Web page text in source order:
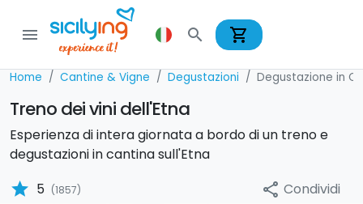
menu search shopping_cart
Home Cantine & Vigne Degustazioni Degustazione in
Treno dei vini dell'Etna
Esperienza di intera giornata a bordo di un treno e
degustazioni in cantina sull'Etna
star 5 (1857) share Condividi